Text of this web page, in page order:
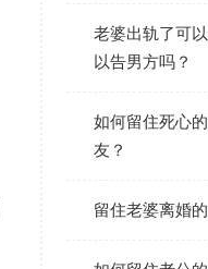
老婆出轨了可
以告男方吗？
如何留住死心
友？
留住老婆离婚